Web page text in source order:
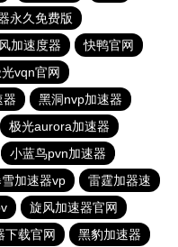
永久免费版
加速度器
快鸭官网
vqn官网
器
黑洞nvp加速器
极光aurora加速器
小蓝鸟pvn加速器
加速器vp
雷霆加器速
旋风加速器官网
下载官网 黑豹加速器